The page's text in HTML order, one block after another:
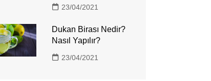
23/04/2021
Dukan Birası Nedir?
Nasıl Yapılır?
23/04/2021